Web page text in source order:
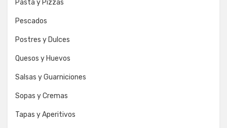
Pasta y Pizzas
Pescados
Postres y Dulces
Quesos y Huevos
Salsas y Guarniciones
Sopas y Cremas
Tapas y Aperitivos